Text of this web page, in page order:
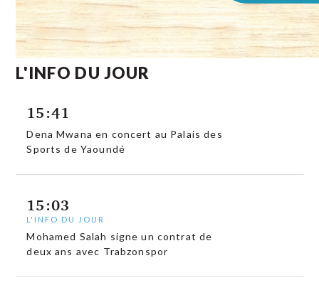
L'INFO DU JOUR
15:41
Dena Mwana en concert au Palais des
Sports de Yaoundé
15:03
L'INFO DU JOUR
Mohamed Salah signe un contrat de
deux ans avec Trabzonspor